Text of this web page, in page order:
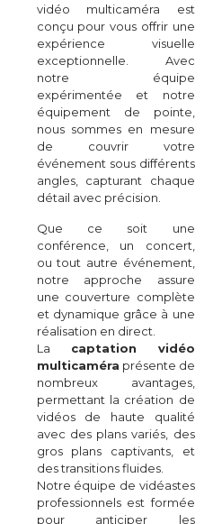
vidéo multicaméra est
conçu pour vous offrir une
expérience visuelle
exceptionnelle. Avec
notre équipe
expérimentée et notre
équipement de pointe,
nous sommes en mesure
de couvrir votre
événement sous différents
angles, capturant chaque
détail avec précision.
Que ce soit une
conférence, un concert,
ou tout autre événement,
notre approche assure
une couverture complète
et dynamique grâce à une
réalisation en direct.
La captation vidéo
multicaméra présente de
nombreux avantages,
permettant la création de
vidéos de haute qualité
avec des plans variés, des
gros plans captivants, et
des transitions fluides.
Notre équipe de vidéastes
professionnels est formée
pour anticiper les